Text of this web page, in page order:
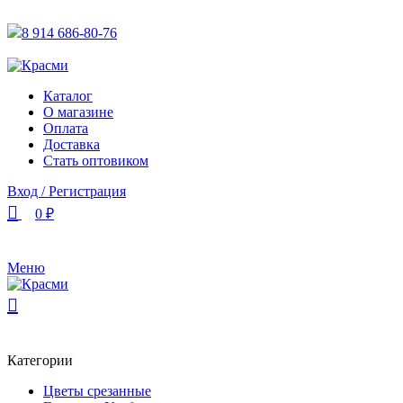
8 914 686-80-76
Каталог
О магазине
Оплата
Доставка
Стать оптовиком
Вход / Регистрация
0 ₽
Меню
Категории
Цветы срезанные